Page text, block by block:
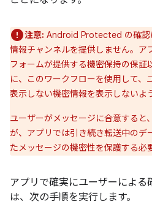
注意: Android Protected の確認
情報チャンネルを提供しません。
フォームが提供する機密保持の保証
に、このワークフローを使用して、
表示しない機密情報を表示しないよ
ユーザーがメッセージに合意すると
が、アプリでは引き続き転送中のデ
たメッセージの機密性を保護する必
アプリで確実にユーザーによる
は、次の手順を実行します。